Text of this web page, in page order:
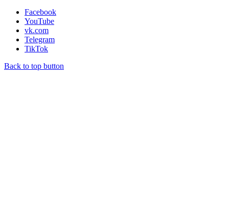
Facebook
YouTube
vk.com
Telegram
TikTok
Back to top button